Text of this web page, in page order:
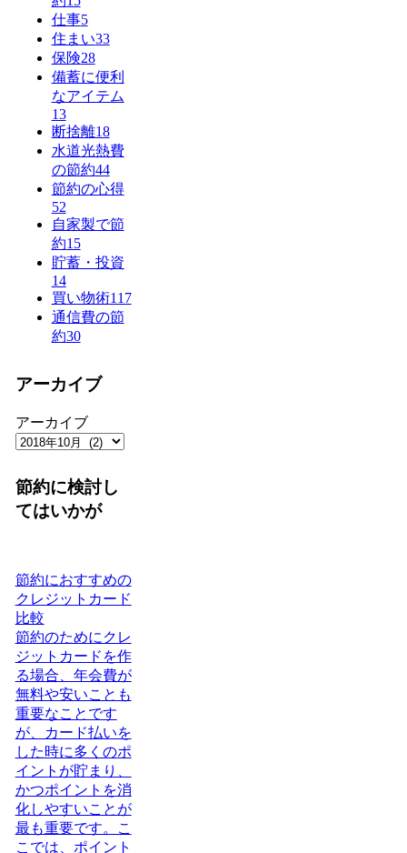
仕事5
住まい33
保険28
備蓄に便利
なアイテム
13
断捨離18
水道光熱費
の節約44
節約の心得
52
自家製で節
約15
貯蓄・投資
14
買い物術117
通信費の節
約30
アーカイブ
アーカイブ
節約に検討し
てはいかが
節約におすすめの
クレジットカード
比較
節約のためにクレ
ジットカードを作
る場合、年会費が
無料や安いことも
重要なことです
が、カード払いを
した時に多くのポ
イントが貯まり、
かつポイントを消
化しやすいことが
最も重要です。こ
こでは、ポイント